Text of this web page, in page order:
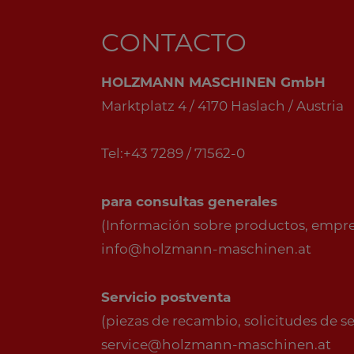
CONTACTO
HOLZMANN MASCHINEN GmbH
Marktplatz 4 / 4170 Haslach / Austria
Tel:+43 7289 / 71562-0
para consultas generales
(Información sobre productos,
info@holzmann-maschinen.at
Servicio postventa
(piezas de recambio, solicitudes de
service@holzmann-maschinen.at